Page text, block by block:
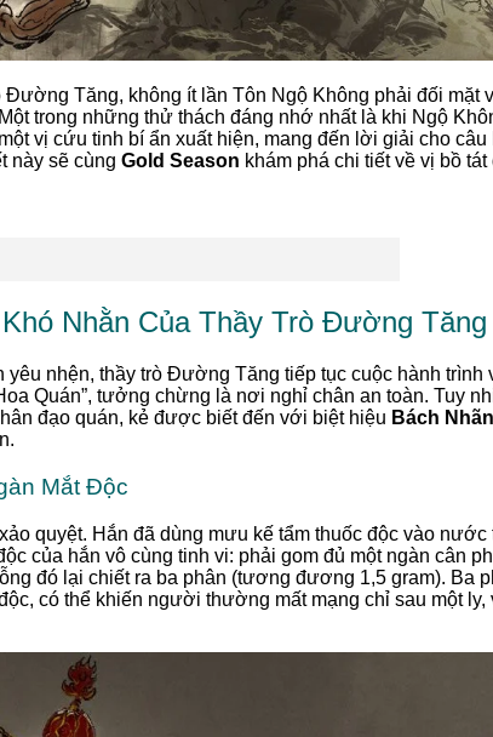
Tăng, không ít lần Tôn Ngộ Không phải đối mặt
trong những thử thách đáng nhớ nhất là khi Ngộ
vị cứu tinh bí ẩn xuất hiện, mang đến lời giải cho câu
này sẽ cùng Gold Season khám phá chi tiết về vị bồ
Nhằn Của Thầy Trò Đường Tăng
nhện, thầy trò Đường Tăng tiếp tục cuộc hành trình
Quán”, tưởng chừng là nơi nghỉ chân an toàn. Tuy
đạo quán, kẻ được biết đến với biệt hiệu Bách
Mắt Độc
quyệt. Hắn đã dùng mưu kế tẩm thuốc độc vào nước
của hắn vô cùng tinh vi: phải gom đủ một ngàn cân
đó lại chiết ra ba phân (tương đương 1,5 gram). Ba
có thể khiến người thường mất mạng chỉ sau một ly,